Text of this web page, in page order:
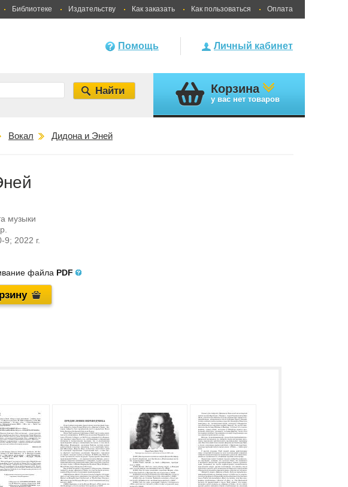
Библиотеке Издательству Как заказать Как пользоваться Оплата
Личный кабинет
Помощь
Корзина
у вас нет товаров
Вокал Дидона и Эней
музыки
9; 2022 г.
файла PDF